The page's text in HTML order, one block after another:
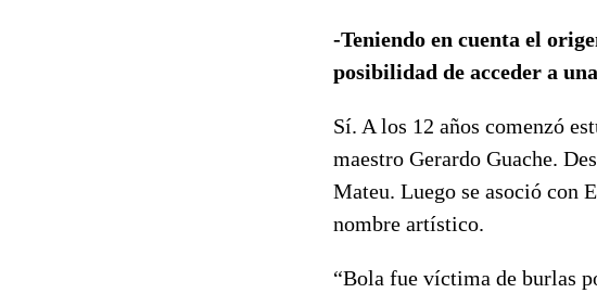
-Teniendo en cuenta el
posibilidad de acceder a
Sí. A los 12 años comenzó
maestro Gerardo Guache.
Mateu. Luego se asoció con
nombre artístico.
“Bola fue víctima de burlas